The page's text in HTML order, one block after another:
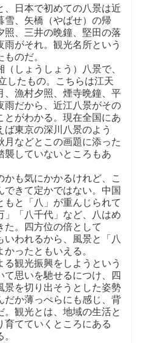
日本で初めての八景は近
、矢橋（やばせ）の帰
、三井の晩鐘、堅田の落
がそれ。観光名所という
のだ。
しょうしょう）八景で、
したもの。こちらは江天
漁村夕照、煙寺晩鐘、平
だから、近江八景がその
とがわかる。現在全国にあ
東京の深川八景のよう
などとこの画題に添った
していないところもあ
も気にかかるけれど、こ
きて定かではない。中国
と「八」が重んじられて
」「八千代」など、八はめ
。四方位の倍として
いわれるから、風景と「八
ったともいえる。
観光振興をしようという
思いを馳せるにつけ、四
を切り出そうとした姿勢
だか薄っぺらにも感じ、背
観光とは、地域の生活と
てていくところにある